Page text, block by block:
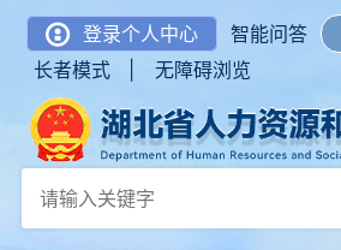
登录个人中心 智能问答
长者模式 |
无障碍浏览